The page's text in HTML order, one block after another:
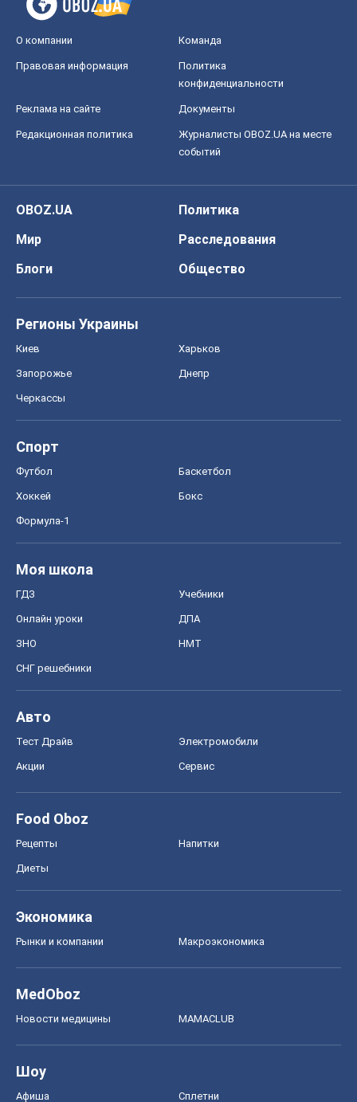
О компании Команда
Правовая информация
Политика
конфиденциальности
Реклама на сайте Документы
Редакционная политика
Журналисты OBOZ.UA на месте
событий
OBOZ.UA
Политика
Мир
Расследования
Блоги
Общество
Регионы Украины
Киев Харьков
Запорожье Днепр
Черкассы
Спорт
Футбол Баскетбол
Хоккей Бокс
Формула-1
Моя школа
ГДЗ Учебники
Онлайн уроки ДПА
ЗНО НМТ
СНГ решебники
Авто
Тест Драйв Электромобили
Акции Сервис
Food Oboz
Рецепты Напитки
Диеты
Экономика
Рынки и компании Mакроэкономика
MedOboz
Новости медицины MAMACLUB
Шоу
Афиша Сплетни